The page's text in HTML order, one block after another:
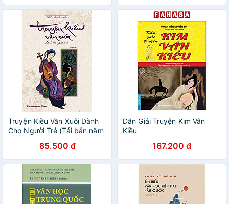
Truyện Kiều Văn Xuôi Dành
Cho Người Trẻ (Tái bản năm
85.500 đ
Dẫn Giải Truyện Kim Vân
Kiều
167.200 đ